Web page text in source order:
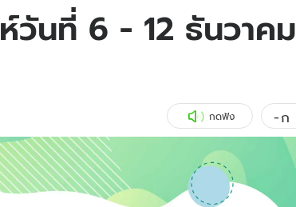
ไทย
วัยรุ่น
สุขภาพ
เที่ยว-กิน
Tasteful Thailand
Sanook Choice
วันที่ 6 - 12 ธันวาคม
กดฟัง -ก